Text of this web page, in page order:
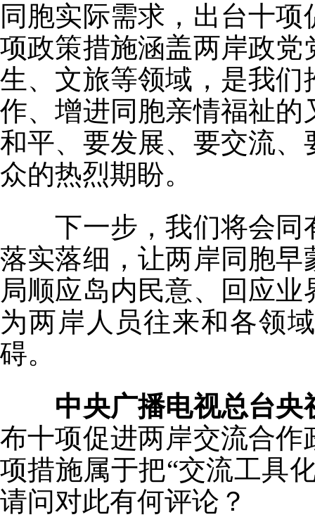
同胞实际需求，出台十
项政策措施涵盖两岸政
生、文旅等领域，是我
作、增进同胞亲情福祉
和平、要发展、要交流
众的热烈期盼。
下一步，我们将会同
落实落细，让两岸同胞
局顺应岛内民意、回应
为两岸人员往来和各领
碍。
中央广播电视总台
布十项促进两岸交流合
项措施属于把“交流工具
请问对此有何评论？